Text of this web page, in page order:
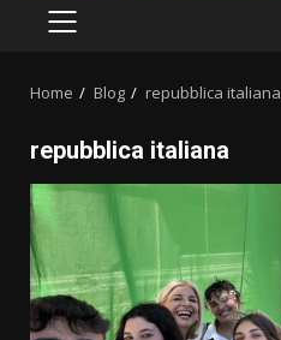
PRIMARY
Home Blog repubblica italiana
repubblica italiana